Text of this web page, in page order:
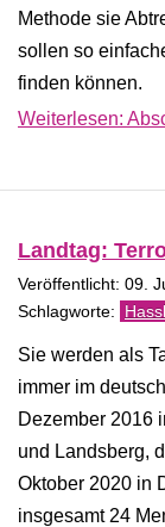
Methode sie
sollen so
finden können.
Weiterlesen:
Landtag:
Veröffentlicht: 09.
Sie werden als
immer im
Dezember 2016
und Landsberg,
Oktober 2020 in
insgesamt 24